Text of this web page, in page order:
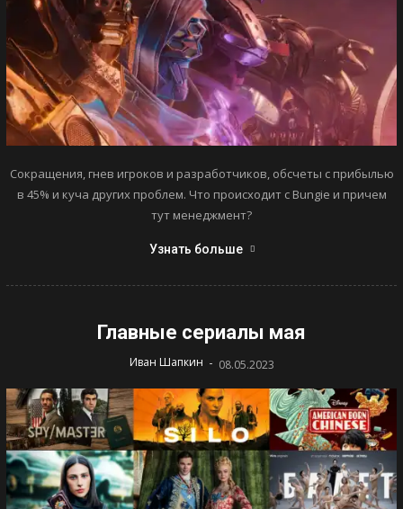
Сокращения, гнев игроков и разработчиков, обсчеты с прибылью
в 45% и куча других проблем. Что происходит с Bungie и причем
тут менеджмент?
Узнать больше
Главные сериалы мая
Иван Шапкин - 08.05.2023